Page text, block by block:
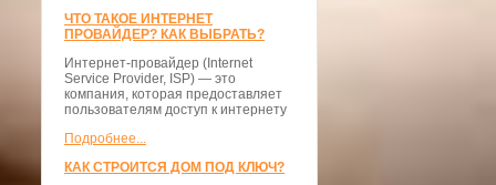
ЧТО ТАКОЕ ИНТЕРНЕТ
ПРОВАЙДЕР? КАК ВЫБРАТЬ?
Интернет-провайдер (Internet
Service Provider, ISP) — это
компания, которая предоставляет
пользователям доступ к интернету
Подробнее...
КАК СТРОИТСЯ ДОМ ПОД КЛЮЧ?